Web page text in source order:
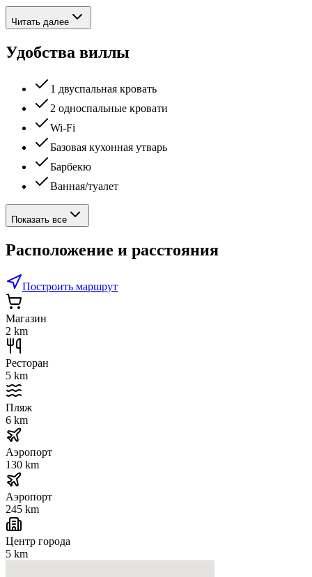
Читать далее
Удобства виллы
1 двуспальная кровать
2 односпальные кровати
Wi-Fi
Базовая кухонная утварь
Барбекю
Ванная/туалет
Показать все
Расположение и расстояния
Построить маршрут
Магазин
2 km
Ресторан
5 km
Пляж
6 km
Аэропорт
130 km
Аэропорт
245 km
Центр города
5 km